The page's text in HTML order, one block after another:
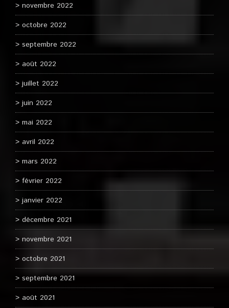
novembre 2022
octobre 2022
septembre 2022
août 2022
juillet 2022
juin 2022
mai 2022
avril 2022
mars 2022
février 2022
janvier 2022
décembre 2021
novembre 2021
octobre 2021
septembre 2021
août 2021